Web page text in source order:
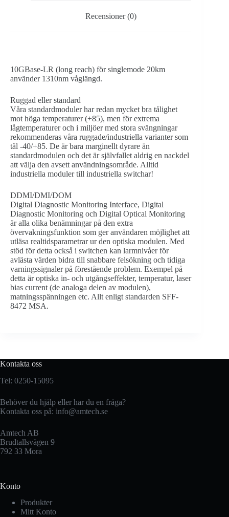
Recensioner (0)
10GBase-LR (long reach) för singlemode 20km
använder 1310nm våglängd.
Ruggad eller standard
Våra standardmoduler har redan mycket bra tålighet
mot höga temperaturer (+85), men för extrema
lågtemperaturer och i miljöer med stora svängningar
rekommenderas våra ruggade/industriella varianter som
tål -40/+85. De är bara marginellt dyrare än
standardmodulen och det är självfallet aldrig en nackdel
att välja den avsett användningsområde. Alltid
industriella moduler till industriella switchar!
DDMI/DMI/DOM
Digital Diagnostic Monitoring Interface, Digital
Diagnostic Monitoring och Digital Optical Monitoring
är alla olika benämningar på den extra
övervakningsfunktion som ger användaren möjlighet att
utläsa realtidsparametrar ur den optiska modulen. Med
stöd för detta också i switchen kan larmnivåer för
avlästa värden bidra till snabbare felsökning och tidiga
varningssignaler på förestående problem. Exempel på
detta är optiska in- och utgångseffekter, temperatur, laser
bias current (de analoga delen av modulen),
matningsspänningen etc. Allt enligt standarden SFF-
8472 MSA.
Kontakta oss
Tel: 0250-15095
Behöver du hjälp eller har du en fråga?
Kontakta oss på: info@amtech.se
Amtech AB
Brudtallsvägen 9
792 33 Mora
Konto
Produkter
Mitt Konto